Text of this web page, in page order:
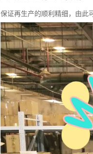
保证再生产的顺利精细，由此